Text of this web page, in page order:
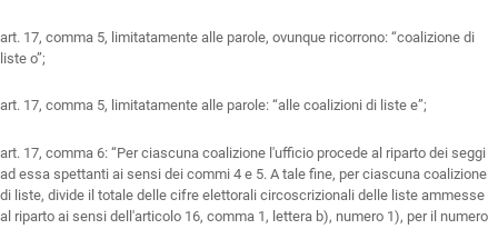
art. 17, comma 5, limitatamente alle parole, ovunque ricorrono: “coalizione di
liste o”;
art. 17, comma 5, limitatamente alle parole: “alle coalizioni di liste e”;
art. 17, comma 6: “Per ciascuna coalizione l'ufficio procede al riparto dei seggi
ad essa spettanti ai sensi dei commi 4 e 5. A tale fine, per ciascuna coalizione
di liste, divide il totale delle cifre elettorali circoscrizionali delle liste ammesse
al riparto ai sensi dell'articolo 16, comma 1, lettera b), numero 1), per il numero